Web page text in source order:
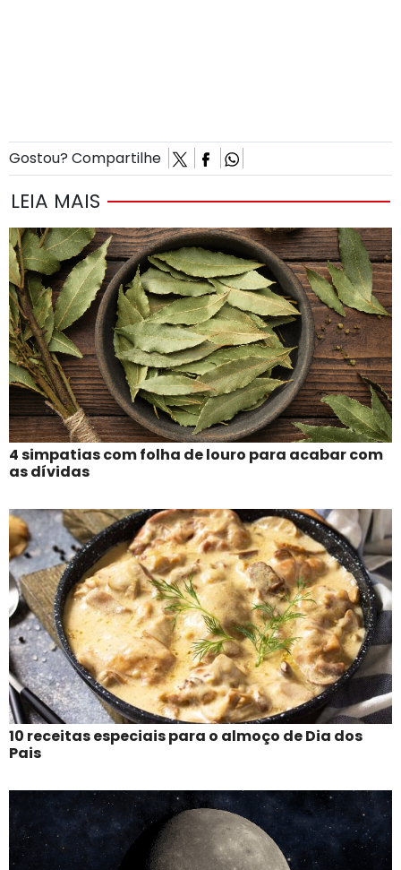
Gostou? Compartilhe
LEIA MAIS
4 simpatias com folha de louro para acabar com
as dívidas
10 receitas especiais para o almoço de Dia dos
Pais